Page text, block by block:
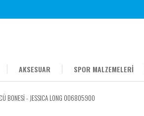
AKSESUAR SPOR MALZEMELERİ
BONESİ - JESSICA LONG 006805900